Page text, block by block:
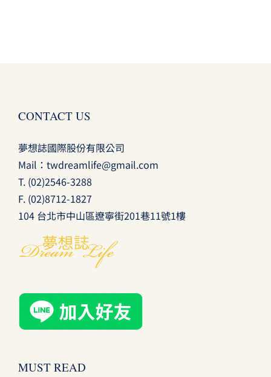
CONTACT US
夢想誌國際股份有限公司
Mail： twdreamlife@gmail.com
T. (02)2546-3288
F. (02)8712-1827
104 台北市中山區遼寧街201巷11號1樓
MUST READ